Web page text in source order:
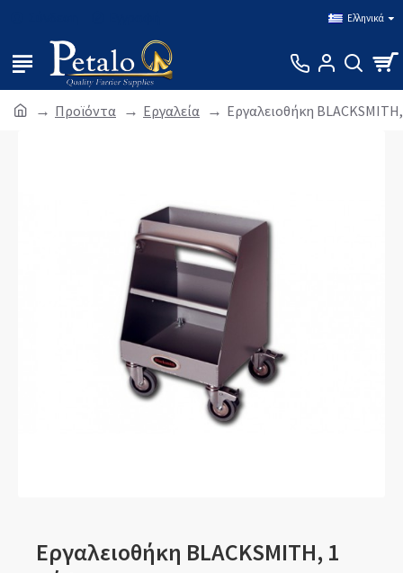
Ελληνικά
Προϊόντα Εργαλεία Εργαλειοθήκη
Εργαλειοθήκη BLACKSMITH, 1